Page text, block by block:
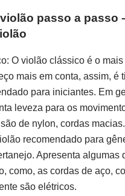
passo a passo
O violão clássico é o
mais em conta, assim, é
para iniciantes. Em
leveza para os
de nylon, cordas macias.
recomendado para
Apresenta algumas
como, as cordas de aço,
são elétricos.